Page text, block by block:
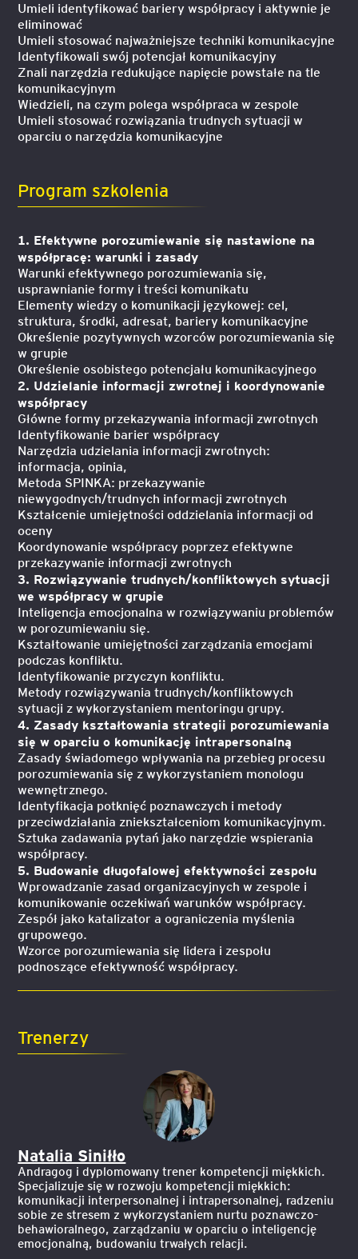
Umieli identyfikować bariery współpracy i aktywnie je
eliminować
Umieli stosować najważniejsze techniki komunikacyjne
Identyfikowali swój potencjał komunikacyjny
Znali narzędzia redukujące napięcie powstałe na tle
komunikacyjnym
Wiedzieli, na czym polega współpraca w zespole
Umieli stosować rozwiązania trudnych sytuacji w
oparciu o narzędzia komunikacyjne
Program szkolenia
1. Efektywne porozumiewanie się nastawione na
współpracę: warunki i zasady
Warunki efektywnego porozumiewania się,
usprawnianie formy i treści komunikatu
Elementy wiedzy o komunikacji językowej: cel,
struktura, środki, adresat, bariery komunikacyjne
Określenie pozytywnych wzorców porozumiewania się
w grupie
Określenie osobistego potencjału komunikacyjnego
2. Udzielanie informacji zwrotnej i koordynowanie
współpracy
Główne formy przekazywania informacji zwrotnych
Identyfikowanie barier współpracy
Narzędzia udzielania informacji zwrotnych:
informacja, opinia,
Metoda SPINKA: przekazywanie
niewygodnych/trudnych informacji zwrotnych
Kształcenie umiejętności oddzielania informacji od
oceny
Koordynowanie współpracy poprzez efektywne
przekazywanie informacji zwrotnych
3. Rozwiązywanie trudnych/konfliktowych sytuacji
we współpracy w grupie
Inteligencja emocjonalna w rozwiązywaniu problemów
w porozumiewaniu się.
Kształtowanie umiejętności zarządzania emocjami
podczas konfliktu.
Identyfikowanie przyczyn konfliktu.
Metody rozwiązywania trudnych/konfliktowych
sytuacji z wykorzystaniem mentoringu grupy.
4. Zasady kształtowania strategii porozumiewania
się w oparciu o komunikację intrapersonalną
Zasady świadomego wpływania na przebieg procesu
porozumiewania się z wykorzystaniem monologu
wewnętrznego.
Identyfikacja potknięć poznawczych i metody
przeciwdziałania zniekształceniom komunikacyjnym.
Sztuka zadawania pytań jako narzędzie wspierania
współpracy.
5. Budowanie długofalowej efektywności zespołu
Wprowadzanie zasad organizacyjnych w zespole i
komunikowanie oczekiwań warunków współpracy.
Zespół jako katalizator a ograniczenia myślenia
grupowego.
Wzorce porozumiewania się lidera i zespołu
podnoszące efektywność współpracy.
Trenerzy
Natalia Siniłło
Andragog i dyplomowany trener kompetencji miękkich.
Specjalizuje się w rozwoju kompetencji miękkich:
komunikacji interpersonalnej i intrapersonalnej, radzeniu
sobie ze stresem z wykorzystaniem nurtu poznawczo-
behawioralnego, zarządzaniu w oparciu o inteligencję
emocjonalną, budowaniu trwałych relacji.